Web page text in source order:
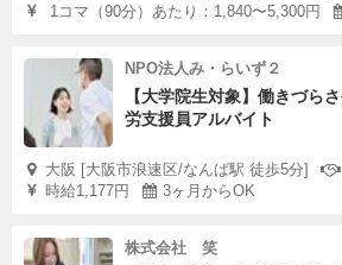
1コマ（90分）あたり：1,840〜5,300円
NPO法人み・らいず２
【大学院生対象】働きづら
労支援員アルバイト
大阪 [大阪市浪速区/なんば駅 徒歩5分]
時給1,177円
3ヶ月からOK
株式会社 笑